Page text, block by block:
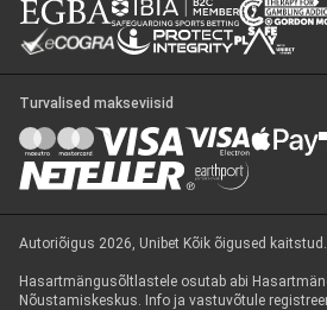
Turvalised makseviisid
Autoriõigus 2026, Unibet Kõik õigused kaitstud.
Hasartmängusõltlastele osutab abi
Nõustamiskeskus. Info ja vastuvõtule